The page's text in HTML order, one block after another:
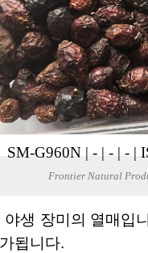
SM-G960N| -| -| -|
Frontier Natural
됩니다.